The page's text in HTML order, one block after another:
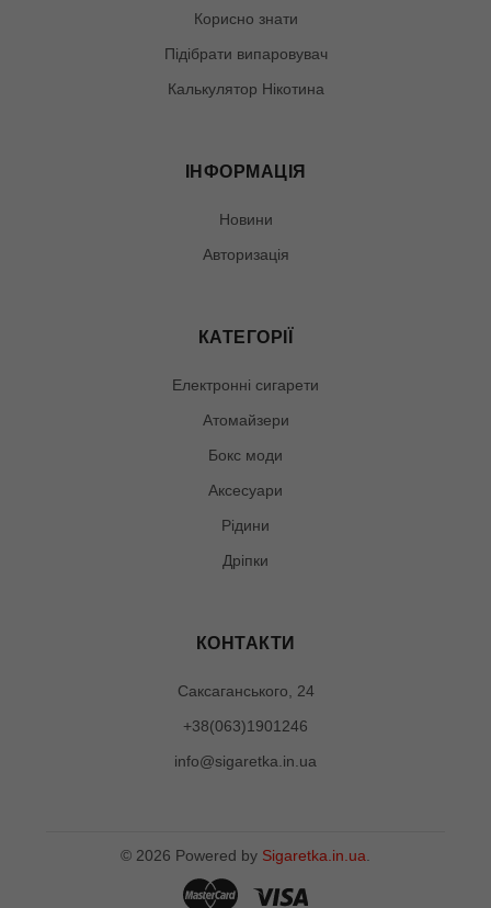
Корисно знати
Підібрати випаровувач
Калькулятор Нікотина
ІНФОРМАЦІЯ
Новини
Авторизація
КАТЕГОРІЇ
Електронні сигарети
Атомайзери
Бокс моди
Аксесуари
Рідини
Дріпки
КОНТАКТИ
Саксаганського, 24
+38(063)1901246
info@sigaretka.in.ua
© 2026 Powered by Sigaretka.in.ua